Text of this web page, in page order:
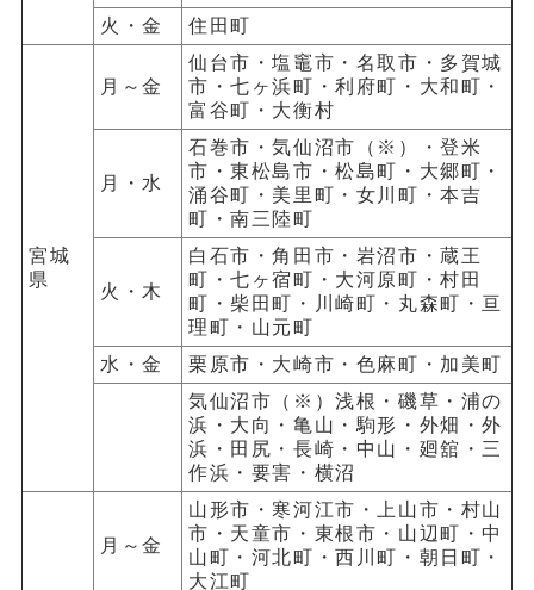
火・金
住田町
宮城
県
月～金
仙台市・塩竈市・名取市・多賀城
市・七ヶ浜町・利府町・大和町・
富谷町・大衡村
月・水
石巻市・気仙沼市（※）・登米
市・東松島市・松島町・大郷町・
涌谷町・美里町・女川町・本吉
町・南三陸町
火・木
白石市・角田市・岩沼市・蔵王
町・七ヶ宿町・大河原町・村田
町・柴田町・川崎町・丸森町・亘
理町・山元町
水・金
栗原市・大崎市・色麻町・加美町
気仙沼市（※）浅根・磯草・浦の
浜・大向・亀山・駒形・外畑・外
浜・田尻・長崎・中山・廻舘・三
作浜・要害・横沼
月～金
山形市・寒河江市・上山市・村山
市・天童市・東根市・山辺町・中
山町・河北町・西川町・朝日町・
大江町